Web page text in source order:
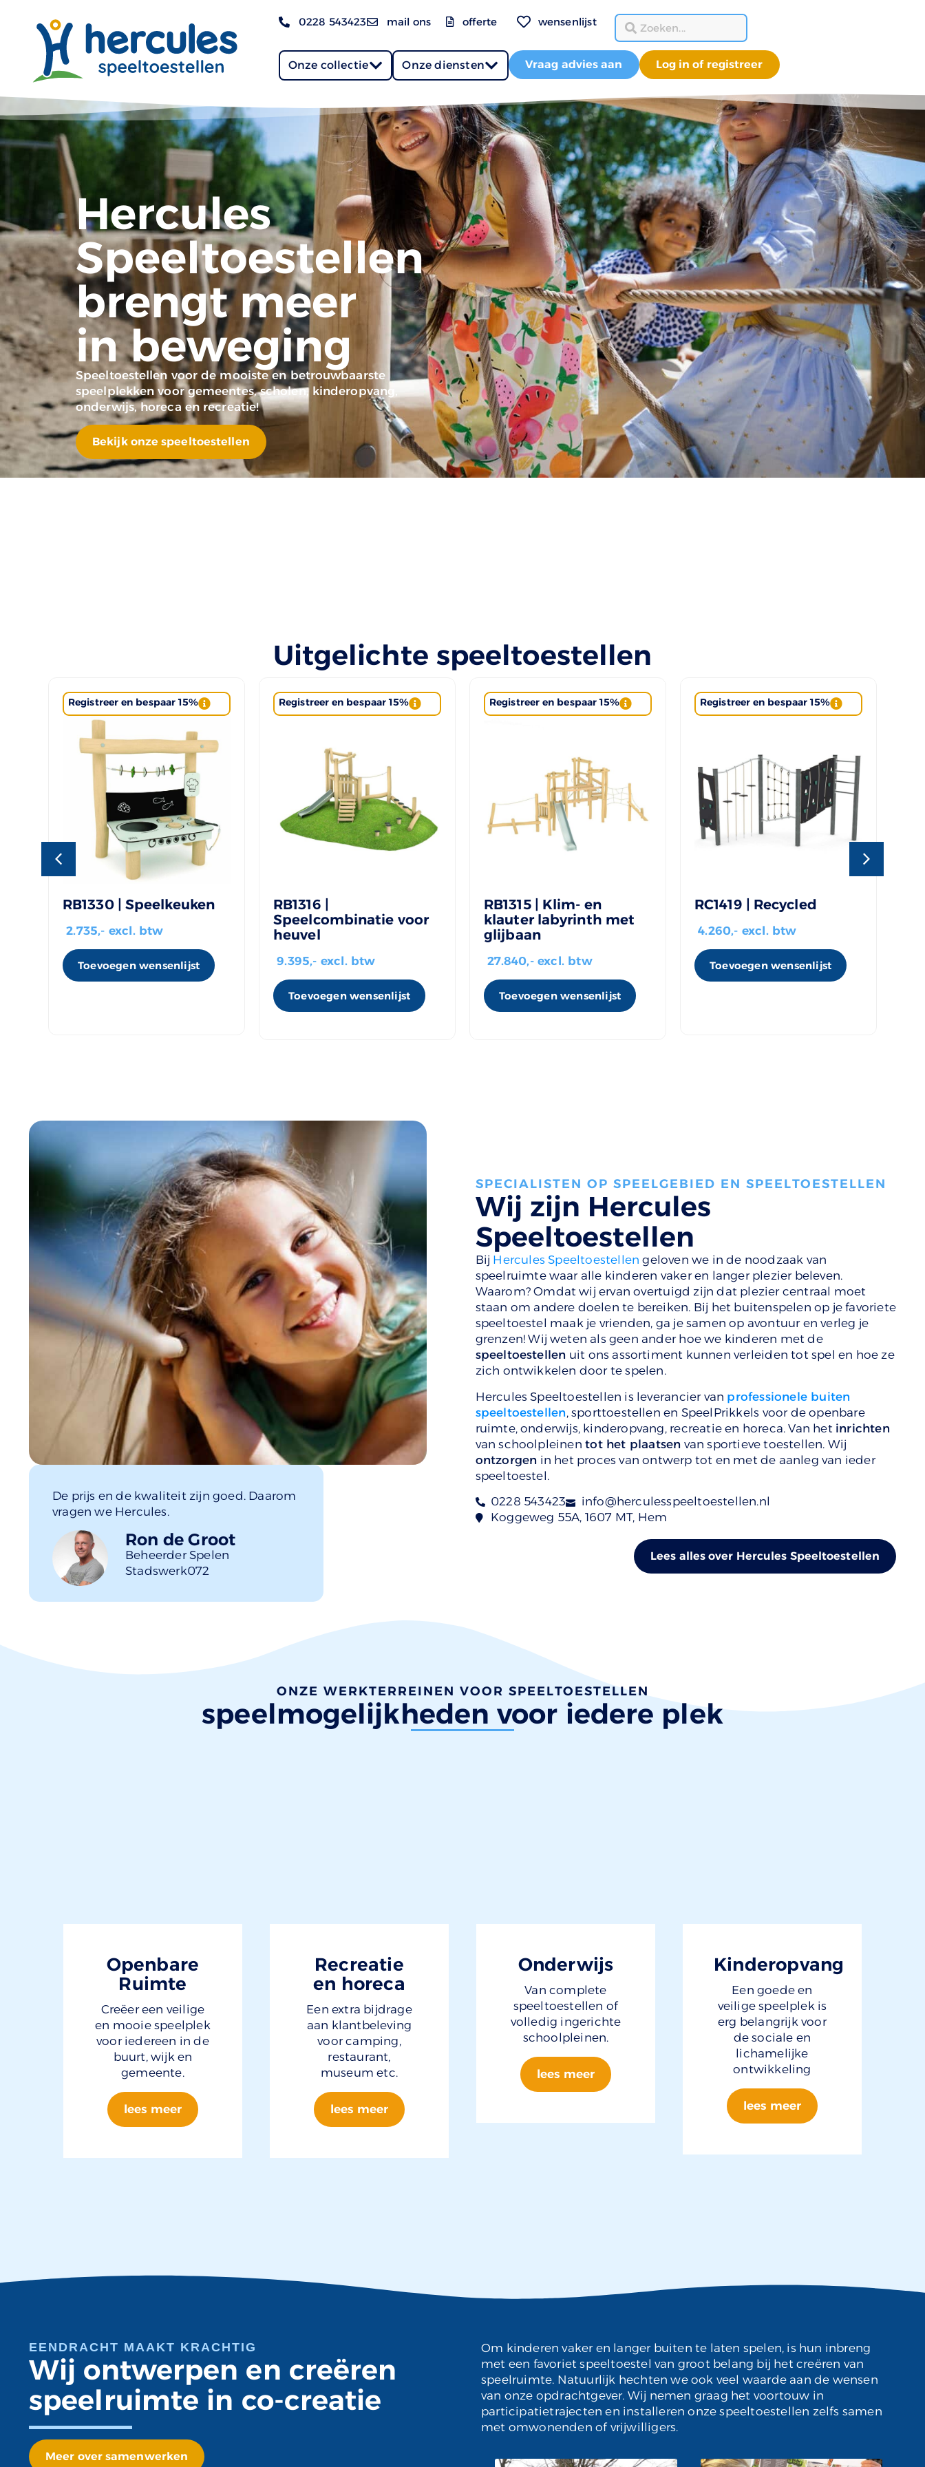
0228 543423 mail ons offerte wensenlijst
Onze collectie Onze diensten Vraag advies aan Log in of registreer
Hercules
Speeltoestellen
brengt meer
in beweging
Speeltoestellen voor de mooiste en betrouwbaarste
speelplekken voor gemeentes, scholen, kinderopvang,
onderwijs, horeca en recreatie!
Bekijk onze speeltoestellen
Uitgelichte speeltoestellen
Registreer en bespaar 15%
RB1330 | Speelkeuken
2.735,- excl. btw
Toevoegen wensenlijst
Registreer en bespaar 15%
RB1316 |
Speelcombinatie voor
heuvel
9.395,- excl. btw
Toevoegen wensenlijst
Registreer en bespaar 15%
RB1315 | Klim- en
klauter labyrinth met
glijbaan
27.840,- excl. btw
Toevoegen wensenlijst
Registreer en bespaar 15%
RC1419 | Recycled
4.260,- excl. btw
Toevoegen wensenlijst
De prijs en de kwaliteit zijn goed. Daarom
vragen we Hercules.
Ron de Groot
Beheerder Spelen
Stadswerk072
SPECIALISTEN OP SPEELGEBIED EN SPEELTOESTELLEN
Wij zijn Hercules
Speeltoestellen
Bij Hercules Speeltoestellen geloven we in de noodzaak van
speelruimte waar alle kinderen vaker en langer plezier beleven.
Waarom? Omdat wij ervan overtuigd zijn dat plezier centraal moet
staan om andere doelen te bereiken. Bij het buitenspelen op je favoriete
speeltoestel maak je vrienden, ga je samen op avontuur en verleg je
grenzen! Wij weten als geen ander hoe we kinderen met de
speeltoestellen uit ons assortiment kunnen verleiden tot spel en hoe ze
zich ontwikkelen door te spelen.
Hercules Speeltoestellen is leverancier van professionele buiten
speeltoestellen, sporttoestellen en SpeelPrikkels voor de openbare
ruimte, onderwijs, kinderopvang, recreatie en horeca. Van het inrichten
van schoolpleinentot het plaatsen van sportieve toestellen. Wij
ontzorgen in het proces van ontwerp tot en met de aanleg van ieder
speeltoestel.
0228 543423
info@herculesspeeltoestellen.nl
Koggeweg 55A, 1607 MT, Hem
Lees alles over Hercules Speeltoestellen
ONZE WERKTERREINEN VOOR SPEELTOESTELLEN
speelmogelijkheden voor iedere plek
Openbare
Ruimte
Creëer een veilige
en mooie speelplek
voor iedereen in de
buurt, wijk en
gemeente.
lees meer
Recreatie
en horeca
Een extra bijdrage
aan klantbeleving
voor camping,
restaurant,
museum etc.
lees meer
Onderwijs
Van complete
speeltoestellen of
volledig ingerichte
schoolpleinen.
lees meer
Kinderopvang
Een goede en
veilige speelplek is
erg belangrijk voor
de sociale en
lichamelijke
ontwikkeling
lees meer
EENDRACHT MAAKT KRACHTIG
Wij ontwerpen en creëren
speelruimte in co-creatie
Meer over samenwerken
Om kinderen vaker en langer buiten te laten spelen, is hun inbreng
met een favoriet speeltoestel van groot belang bij het creëren van
speelruimte. Natuurlijk hechten we ook veel waarde aan de wensen
van onze opdrachtgever. Wij nemen graag het voortouw in
participatietrajecten en installeren onze speeltoestellen zelfs samen
met omwonenden of vrijwilligers.